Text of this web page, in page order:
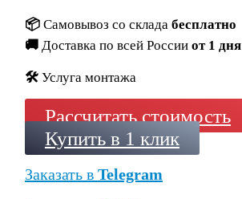
📦 Самовывоз со склада бесплатно
🚚 Доставка по всей России от 1 дня
🛠️ Услуга монтажа
Рассчитать стоимость
Купить в 1 клик
Заказать в Telegram